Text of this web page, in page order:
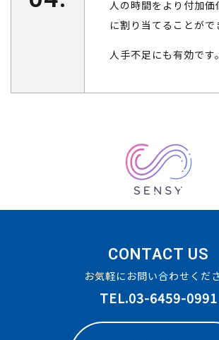
人の時間をより付加価
に割り当てることがで
人手不足にも有効です。
CONTACT US
お気軽にお問い合わせくだ
TEL.03-6459-0991